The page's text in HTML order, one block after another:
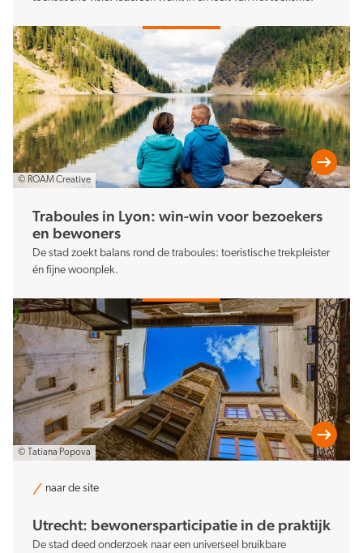
© ROAM Creative
© Tatiana Popova
Traboules in Lyon: win-win voor bezoekers
en bewoners
De stad zoekt balans rond de traboules: toeristische trekpleister
én fijne woonplek.
naar de site
Utrecht: bewonersparticipatie in de praktijk
De stad deed onderzoek naar een universeel bruikbare